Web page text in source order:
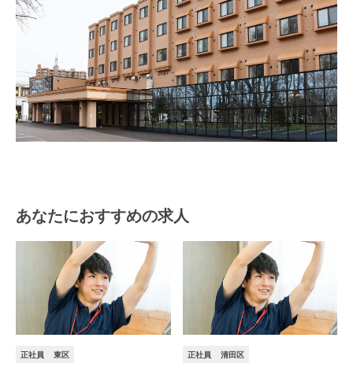
あなたにおすすめの求人
正社員 東区 正社員 清田区